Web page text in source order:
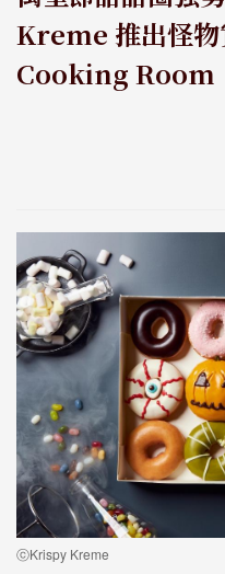
Kreme 推出怪
Cooking Room
ⓒKrispy Kreme